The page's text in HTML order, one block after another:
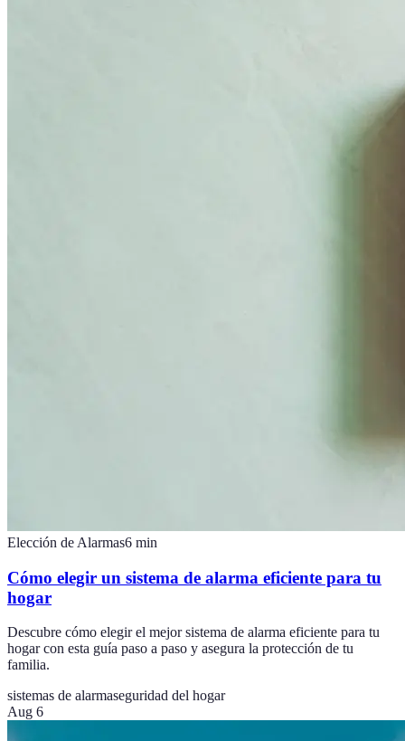
Elección de Alarmas6 min
Cómo elegir un sistema de alarma eficiente para tu
hogar
Descubre cómo elegir el mejor sistema de alarma eficiente para tu
hogar con esta guía paso a paso y asegura la protección de tu
familia.
sistemas de alarmaseguridad del hogar
Aug 6